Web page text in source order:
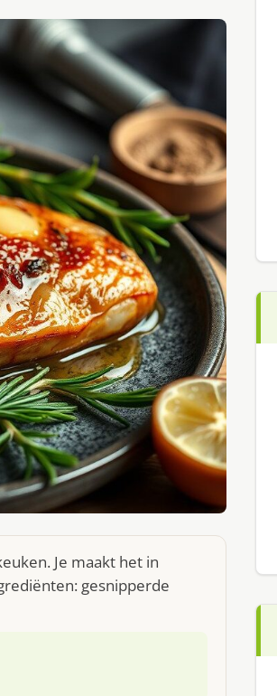
Je maakt het in
gesnipperde